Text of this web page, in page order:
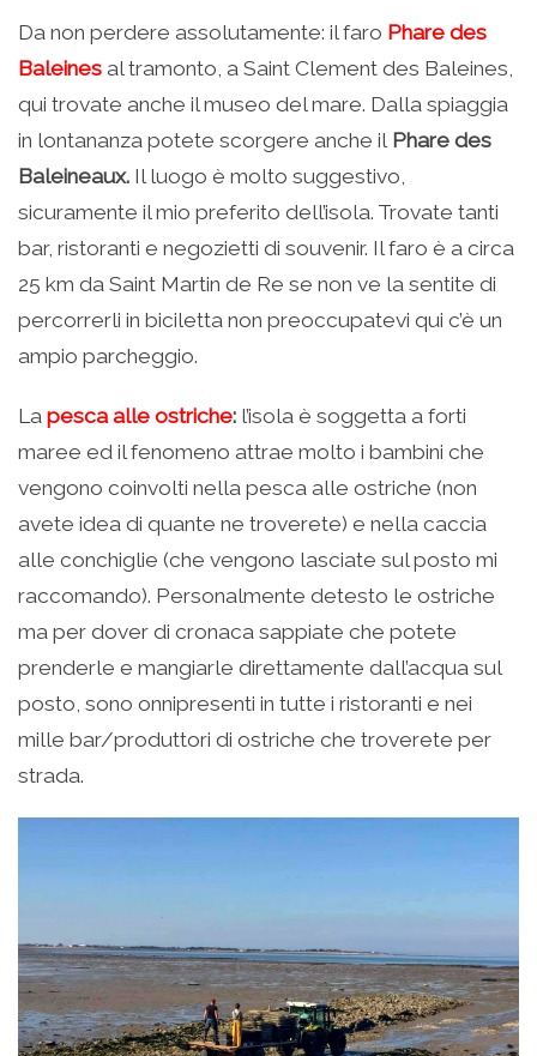
Da non perdere assolutamente: il faro Phare des
Baleines al tramonto, a Saint Clement des Baleines,
qui trovate anche il museo del mare. Dalla spiaggia
in lontananza potete scorgere anche il Phare des
Baleineaux. Il luogo è molto suggestivo,
sicuramente il mio preferito dell’isola. Trovate tanti
bar, ristoranti e negozietti di souvenir. Il faro è a circa
25 km da Saint Martin de Re se non ve la sentite di
percorrerli in biciletta non preoccupatevi qui c’è un
ampio parcheggio.
La pesca alle ostriche: l’isola è soggetta a forti
maree ed il fenomeno attrae molto i bambini che
vengono coinvolti nella pesca alle ostriche (non
avete idea di quante ne troverete) e nella caccia
alle conchiglie (che vengono lasciate sul posto mi
raccomando). Personalmente detesto le ostriche
ma per dover di cronaca sappiate che potete
prenderle e mangiarle direttamente dall’acqua sul
posto, sono onnipresenti in tutte i ristoranti e nei
mille bar/produttori di ostriche che troverete per
strada.